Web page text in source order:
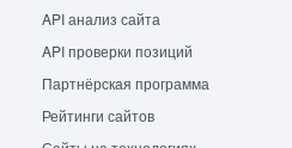
API анализ сайта
API проверки позиций
Партнёрская программа
Рейтинги сайтов